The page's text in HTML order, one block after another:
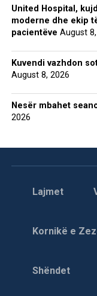
United Hospital,
moderne dhe ekip
pacientëve August
Kuvendi vazhdon
August 8, 2026
Nesër mbahet
2026
Lajmet
Kornikë e
Shëndet